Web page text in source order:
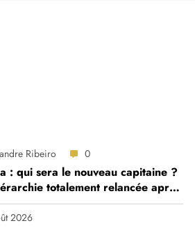
Ribeiro 0
: qui sera le nouveau capitaine ?
totalement relancée après
majeurs
2026